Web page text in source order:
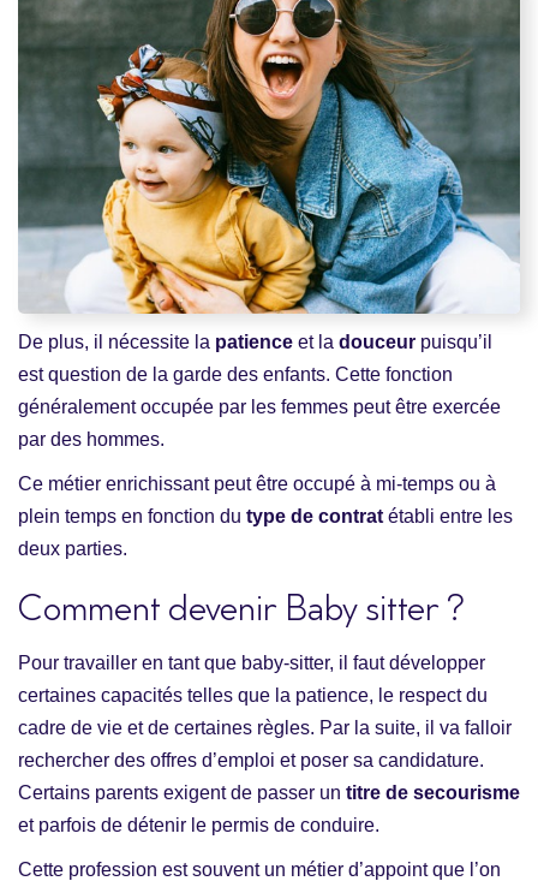
De plus, il nécessite la patience et la douceur puisqu’il
est question de la garde des enfants. Cette fonction
généralement occupée par les femmes peut être exercée
par des hommes.
Ce métier enrichissant peut être occupé à mi-temps ou à
plein temps en fonction du type de contrat établi entre les
deux parties.
Comment devenir Baby sitter ?
Pour travailler en tant que baby-sitter, il faut développer
certaines capacités telles que la patience, le respect du
cadre de vie et de certaines règles. Par la suite, il va falloir
rechercher des offres d’emploi et poser sa candidature.
Certains parents exigent de passer un titre de secourisme
et parfois de détenir le permis de conduire.
Cette profession est souvent un métier d’appoint que l’on